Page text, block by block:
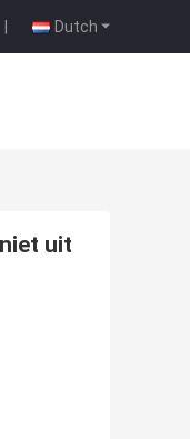
Dutch
|
uit